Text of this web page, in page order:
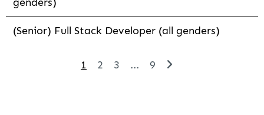
(Senior) Full Stack Developer (all genders)
1 2 3 ... 9